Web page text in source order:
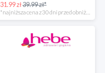
31.99 zł39.99 zł*
*najniższa cena z 30 dni przed obniżką